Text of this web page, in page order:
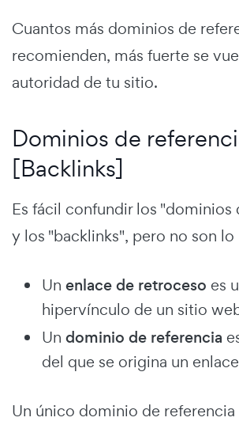
Cuantos más dominios de
recomienden, más fuerte se
autoridad de tu sitio.
Dominios de
[Backlinks]
Es fácil confundir los "dominios
y los "backlinks", pero no son
Un enlace de retroceso es
hipervínculo de un sitio
Un dominio de referencia
del que se origina un
Un único dominio de referencia